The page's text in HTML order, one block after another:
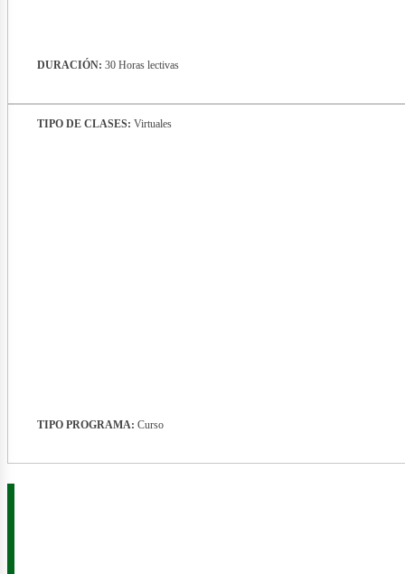
TIPO DE CLASES: Virtuales
DURACIÓN: 30 Horas lectivas
TIPO PROGRAMA: Curso